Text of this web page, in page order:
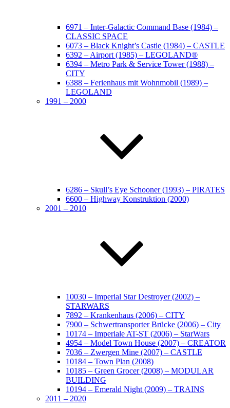
6971 – Inter-Galactic Command Base (1984) –
CLASSIC SPACE
6073 – Black Knight’s Castle (1984) – CASTLE
6392 – Airport (1985) – LEGOLAND®
6394 – Metro Park & Service Tower (1988) –
CITY
6388 – Ferienhaus mit Wohnmobil (1989) –
LEGOLAND
1991 – 2000
6286 – Skull’s Eye Schooner (1993) – PIRATES
6600 – Highway Konstruktion (2000)
2001 – 2010
10030 – Imperial Star Destroyer (2002) –
STARWARS
7892 – Krankenhaus (2006) – CITY
7900 – Schwertransporter Brücke (2006) – City
10174 – Imperiale AT-ST (2006) – StarWars
4954 – Model Town House (2007) – CREATOR
7036 – Zwergen Mine (2007) – CASTLE
10184 – Town Plan (2008)
10185 – Green Grocer (2008) – MODULAR
BUILDING
10194 – Emerald Night (2009) – TRAINS
2011 – 2020